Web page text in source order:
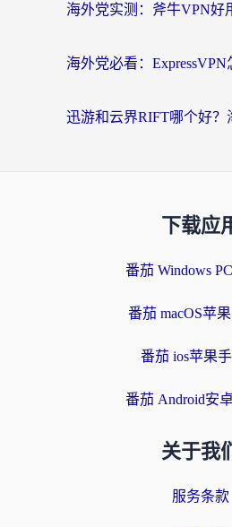
下载应
番茄 Windows
番茄 macOS苹
番茄 ios苹果
番茄 Android安
关于我们
服务条款